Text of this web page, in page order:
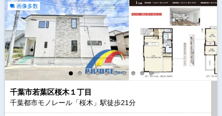
画像多数
千葉市若葉区桜木１丁目
千葉都市モノレール「桜木」駅徒歩21分